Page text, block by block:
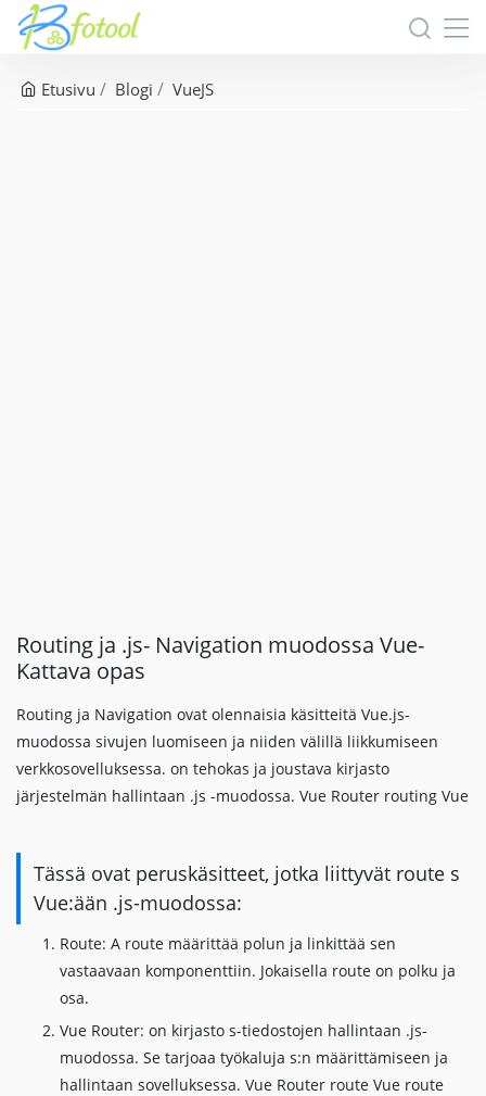
Etusivu Blogi VueJS
Routing ja .js- Navigation muodossa Vue-
Kattava opas
Routing ja Navigation ovat olennaisia ​​käsitteitä Vue.js-
muodossa sivujen luomiseen ja niiden välillä liikkumiseen
verkkosovelluksessa. on tehokas ja joustava kirjasto
järjestelmän hallintaan .js -muodossa. Vue Router routing Vue
Tässä ovat peruskäsitteet, jotka liittyvät route s
Vue:ään .js-muodossa:
Route: A route määrittää polun ja linkittää sen
vastaavaan komponenttiin. Jokaisella route on polku ja
osa.
Vue Router: on kirjasto s-tiedostojen hallintaan .js-
muodossa. Se tarjoaa työkaluja s:n määrittämiseen ja
hallintaan sovelluksessa. Vue Router route Vue route